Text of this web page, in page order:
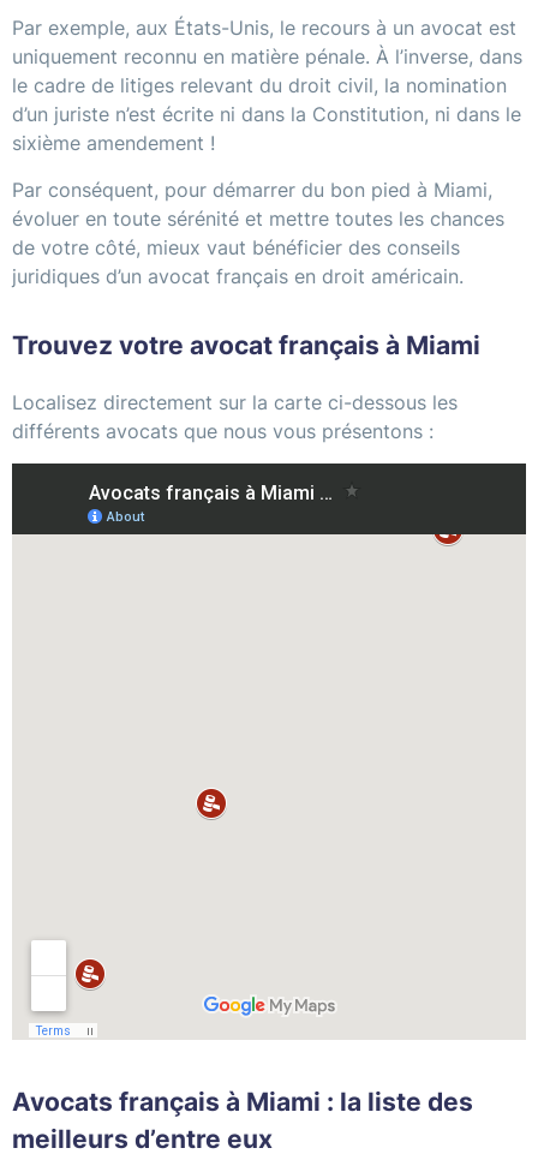
Par exemple, aux États-Unis, le recours à un avocat est
uniquement reconnu en matière pénale. À l’inverse, dans
le cadre de litiges relevant du droit civil, la nomination
d’un juriste n’est écrite ni dans la Constitution, ni dans le
sixième amendement !
Par conséquent, pour démarrer du bon pied à Miami,
évoluer en toute sérénité et mettre toutes les chances
de votre côté, mieux vaut bénéficier des conseils
juridiques d’un avocat français en droit américain.
Trouvez votre avocat français à Miami
Localisez directement sur la carte ci-dessous les
différents avocats que nous vous présentons :
Avocats français à Miami : la liste des
meilleurs d’entre eux